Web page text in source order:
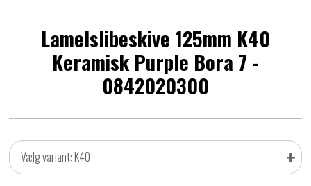
Lamelslibeskive 125mm K40
Keramisk Purple Bora 7 -
0842020300
Vælg variant: K40 +